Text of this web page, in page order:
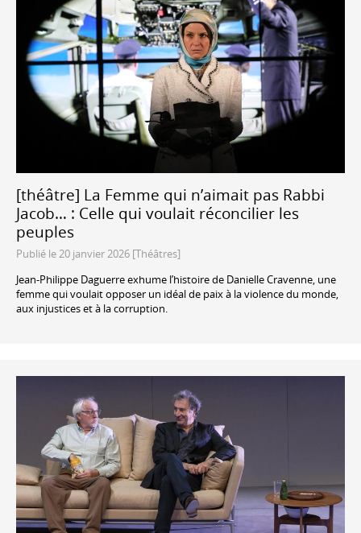
[théâtre] La Femme qui n’aimait pas Rabbi
Jacob… : Celle qui voulait réconcilier les
peuples
Publié le 20 janvier 2026 [Théâtres]
Jean-Philippe Daguerre exhume l’histoire de Danielle Cravenne, une
femme qui voulait opposer un idéal de paix à la violence du monde,
aux injustices et à la corruption.